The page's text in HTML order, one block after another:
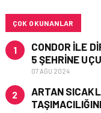
ÇOK OKUNANLAR
1
CONDOR ILE
5 ŞEHRINE
07 AĞU 2024
2
ARTAN